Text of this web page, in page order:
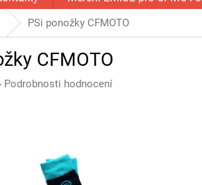
PSi ponožky CFMOTO
CFMOTO
Podrobnosti hodnocení